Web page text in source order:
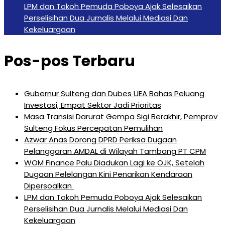
LPM dan Tokoh Pemuda Poboya Ajak Selesaikan
Perselisihan Dua Jurnalis Melalui Mediasi Dan
Kekeluargaan
Pos-pos Terbaru
Gubernur Sulteng dan Dubes UEA Bahas Peluang
Investasi, Empat Sektor Jadi Prioritas
Masa Transisi Darurat Gempa Sigi Berakhir, Pemprov
Sulteng Fokus Percepatan Pemulihan
Azwar Anas Dorong DPRD Periksa Dugaan
Pelanggaran AMDAL di Wilayah Tambang PT CPM
‎WOM Finance Palu Diadukan Lagi ke OJK, Setelah
Dugaan Pelelangan Kini Penarikan Kendaraan
Dipersoalkan ‎
LPM dan Tokoh Pemuda Poboya Ajak Selesaikan
Perselisihan Dua Jurnalis Melalui Mediasi Dan
Kekeluargaan